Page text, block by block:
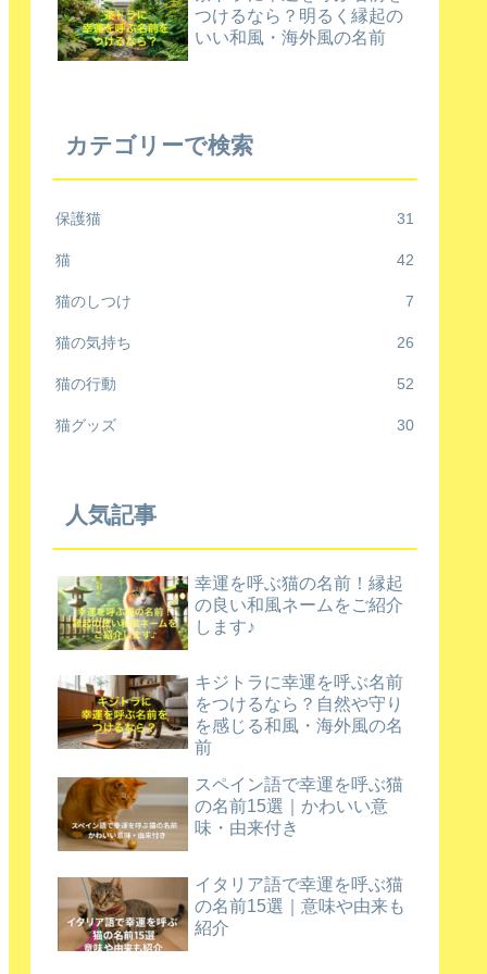
つけるなら？明るく縁起の
いい和風・海外風の名前
カテゴリーで検索
保護猫 31
猫 42
猫のしつけ 7
猫の気持ち 26
猫の行動 52
猫グッズ 30
人気記事
幸運を呼ぶ猫の名前！縁起
の良い和風ネームをご紹介
します♪
キジトラに幸運を呼ぶ名前
をつけるなら？自然や守り
を感じる和風・海外風の名
前
スペイン語で幸運を呼ぶ猫
の名前15選｜かわいい意
味・由来付き
イタリア語で幸運を呼ぶ猫
の名前15選｜意味や由来も
紹介